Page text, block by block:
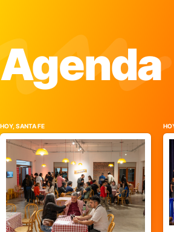
Agenda
HOY, SANTA FE